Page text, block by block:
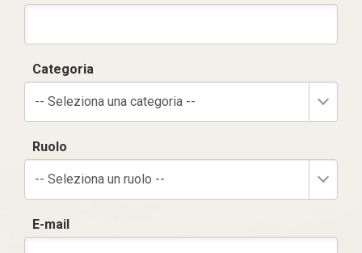
Categoria
-- Seleziona una categoria --
Ruolo
-- Seleziona un ruolo --
E-mail